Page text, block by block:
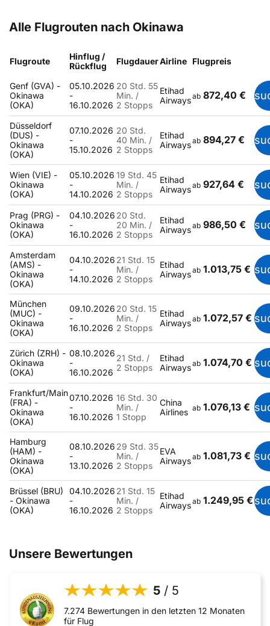
Alle Flugrouten nach Okinawa
Flugroute
Hinflug /
Rückflug
FlugdauerAirline Flugpreis
Genf (GVA) -
Okinawa
(OKA)
05.10.2026
-
16.10.2026
20 Std. 55
Min. /
2 Stopps
Etihad
Airwaysab 872,40 €
Düsseldorf
(DUS) -
Okinawa
(OKA)
07.10.2026
-
15.10.2026
20 Std.
40 Min. /
2 Stopps
Etihad
Airwaysab 894,27 €
Wien (VIE) -
Okinawa
(OKA)
05.10.2026
-
14.10.2026
19 Std. 45
Min. /
2 Stopps
Etihad
Airwaysab 927,64 €
Prag (PRG) -
Okinawa
(OKA)
04.10.2026
-
16.10.2026
20 Std.
20 Min. /
2 Stopps
Etihad
Airwaysab 986,50 €
Amsterdam
(AMS) -
Okinawa
(OKA)
04.10.2026
-
14.10.2026
21 Std. 15
Min. /
2 Stopps
Etihad
Airwaysab 1.013,75 €
München
(MUC) -
Okinawa
(OKA)
09.10.2026
-
16.10.2026
20 Std. 15
Min. /
2 Stopps
Etihad
Airwaysab 1.072,57 €
Zürich (ZRH) -
Okinawa
(OKA)
08.10.2026
-
16.10.2026
21 Std. /
2 Stopps
Etihad
Airwaysab 1.074,70 €
Frankfurt/Main
(FRA) -
Okinawa
(OKA)
07.10.2026
-
16.10.2026
16 Std. 30
Min. /
1 Stopp
China
Airlines ab 1.076,13 €
Hamburg
(HAM) -
Okinawa
(OKA)
08.10.2026
-
13.10.2026
29 Std. 35
Min. /
2 Stopps
EVA
Airwaysab 1.081,73 €
Brüssel (BRU)
- Okinawa
(OKA)
04.10.2026
-
16.10.2026
21 Std. 15
Min. /
2 Stopps
Etihad
Airwaysab 1.249,95 €
Unsere Bewertungen
5 / 5
7.274 Bewertungen in den letzten 12 Monaten
für Flug